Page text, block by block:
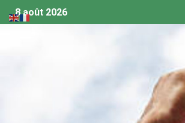
8 août 2026